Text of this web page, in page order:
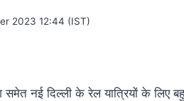
2023 12:44 (IST)
समेत नई दिल्ली के रेल यात्रियों के लिए